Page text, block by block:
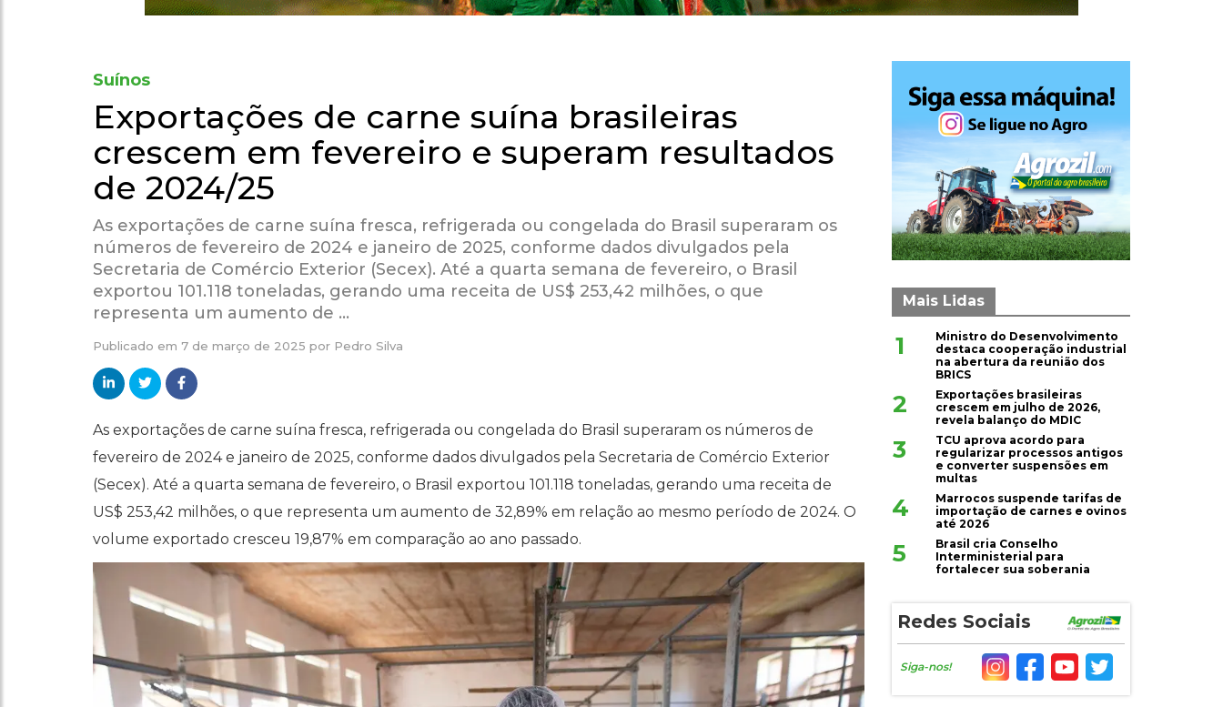
Suínos
Exportações de carne suína brasileiras
crescem em fevereiro e superam resultados
de 2024/25
As exportações de carne suína fresca, refrigerada ou congelada do Brasil superaram os
números de fevereiro de 2024 e janeiro de 2025, conforme dados divulgados pela
Secretaria de Comércio Exterior (Secex). Até a quarta semana de fevereiro, o Brasil
exportou 101.118 toneladas, gerando uma receita de US$ 253,42 milhões, o que
representa um aumento de …
Publicado em 7 de março de 2025 por Pedro Silva
As exportações de carne suína fresca, refrigerada ou congelada do Brasil superaram os números de
fevereiro de 2024 e janeiro de 2025, conforme dados divulgados pela Secretaria de Comércio Exterior
(Secex). Até a quarta semana de fevereiro, o Brasil exportou 101.118 toneladas, gerando uma receita de
US$ 253,42 milhões, o que representa um aumento de 32,89% em relação ao mesmo período de 2024. O
volume exportado cresceu 19,87% em comparação ao ano passado.
Mais Lidas
1
Ministro do Desenvolvimento
destaca cooperação industrial
na abertura da reunião dos
BRICS
2
Exportações brasileiras
crescem em julho de 2026,
revela balanço do MDIC
3
TCU aprova acordo para
regularizar processos antigos
e converter suspensões em
multas
4
Marrocos suspende tarifas de
importação de carnes e ovinos
até 2026
5
Brasil cria Conselho
Interministerial para
fortalecer sua soberania
Redes Sociais
Siga-nos!